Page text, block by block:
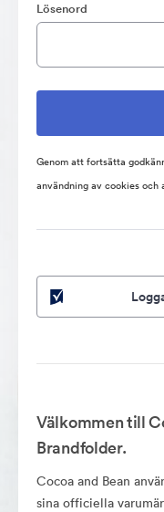
Lösenord
Genom att fortsätta
användning av cookies och
Välkommen till
Brandfolder.
Cocoa and Bean
sina officiella